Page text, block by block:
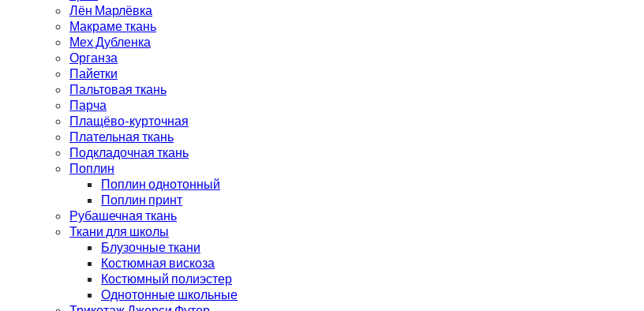
Лён Марлёвка
Макраме ткань
Мех Дубленка
Органза
Пайетки
Пальтовая ткань
Парча
Плащёво-курточная
Плательная ткань
Подкладочная ткань
Поплин
Поплин однотонный
Поплин принт
Рубашечная ткань
Ткани для школы
Блузочные ткани
Костюмная вискоза
Костюмный полиэстер
Однотонные школьные